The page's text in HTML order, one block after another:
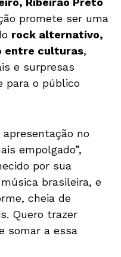
promete ser uma
rock alternativo,
entre culturas,
e surpresas
para o público
no
empolgado”,
por sua
brasileira, e
cheia de
Quero trazer
somar a essa